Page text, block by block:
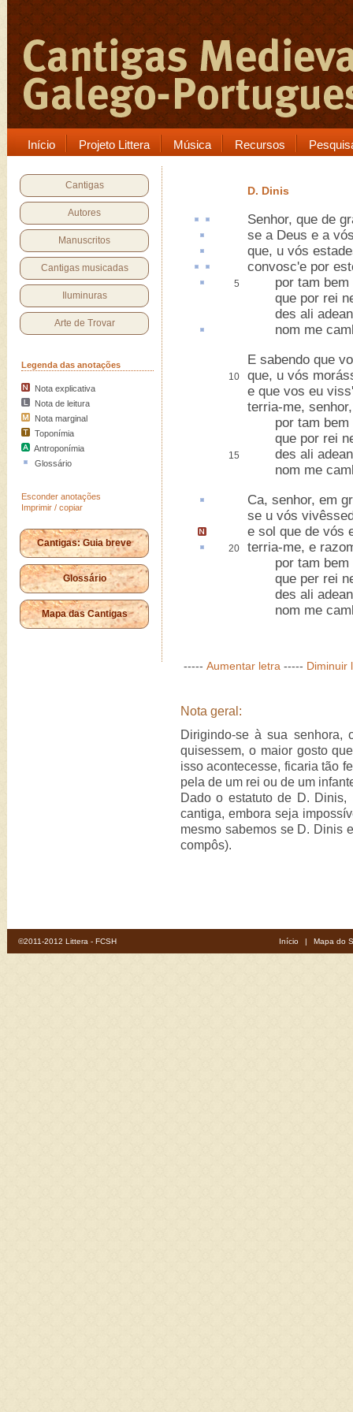
Início Projeto Littera Música Recursos
Cantigas
Autores
Manuscritos
Cantigas musicadas
Iluminuras
Arte de Trovar
Legenda das anotações
Nota explicativa
Nota de leitura
Nota marginal
Toponímia
Antroponímia
Glossário
Esconder anotações
Imprimir / copiar
Cantigas: Guia breve
Glossário
Mapa das Cantigas
D. Dinis
Senhor, que de
se a Deus e a
que, u vós
convosc'e por
5 por tam bem
que por rei
des ali
nom me
E sabendo que
10
que, u vós
e que vos eu
terria-me,
por tam bem
que por rei
15
des ali
nom me
Ca, senhor, em
se u vós
e sol que de vós
20 terria-me, e
por tam bem
que per rei
des ali
nom me
----- Aumentar letra ----- Diminuir
Nota geral:
Dirigindo-se à sua senhora,
quisessem, o maior gosto
isso acontecesse, ficaria tão
pela de um rei ou de um
Dado o estatuto de D.
cantiga, embora seja
mesmo sabemos se D. Dinis
compôs).
©2011-2012 Littera - FCSH Início | Mapa do